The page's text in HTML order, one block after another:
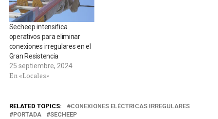
Secheep intensifica
operativos para eliminar
conexiones irregulares en el
Gran Resistencia
25 septiembre, 2024
En «Locales»
RELATED TOPICS:
CONEXIONES ELÉCTRICAS IRREGULARES
PORTADA
SECHEEP